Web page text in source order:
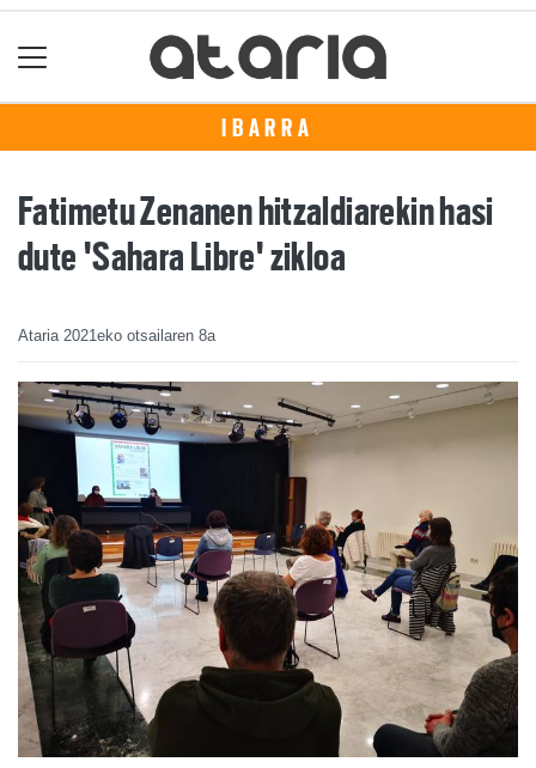
IBARRA
Fatimetu Zenanen hitzaldiarekin hasi
dute 'Sahara Libre' zikloa
Ataria 2021eko otsailaren 8a